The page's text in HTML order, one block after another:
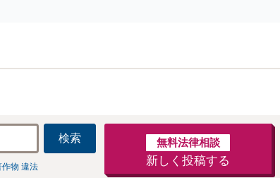
検索
作物 違法
無料法律相談
新しく投稿する